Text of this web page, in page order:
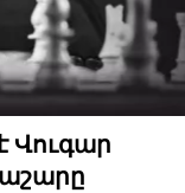
Վուգար